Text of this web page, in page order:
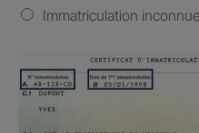
Immatriculation inconnue